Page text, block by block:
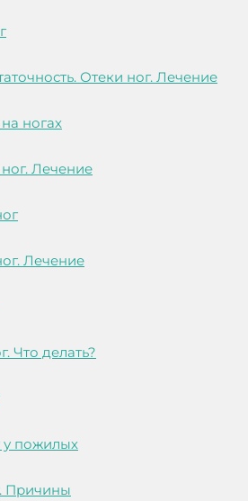
Отеки ног. Лечение
ногах
Лечение
Лечение
Что делать?
у пожилых
Причины